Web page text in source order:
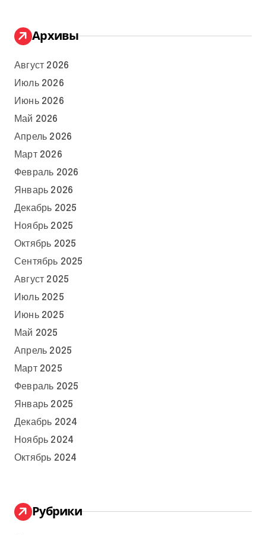
Архивы
Август 2026
Июль 2026
Июнь 2026
Май 2026
Апрель 2026
Март 2026
Февраль 2026
Январь 2026
Декабрь 2025
Ноябрь 2025
Октябрь 2025
Сентябрь 2025
Август 2025
Июль 2025
Июнь 2025
Май 2025
Апрель 2025
Март 2025
Февраль 2025
Январь 2025
Декабрь 2024
Ноябрь 2024
Октябрь 2024
Рубрики